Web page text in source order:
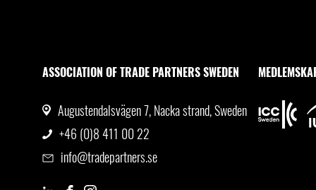
ASSOCIATION OF TRADE PARTNERS SWEDEN
Augustendalsvägen 7, Nacka strand, Sweden
+46 (0)8 411 00 22
info@tradepartners.se